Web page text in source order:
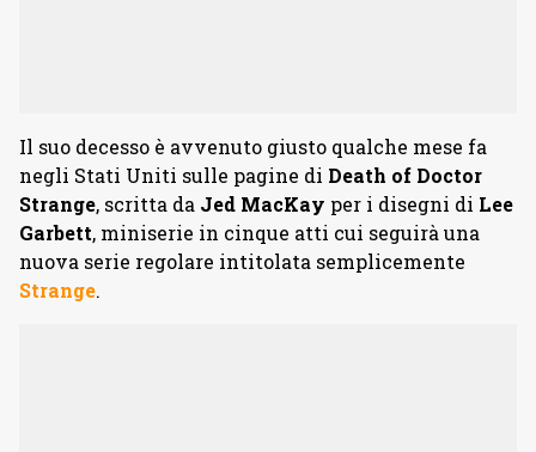
Il suo decesso è avvenuto giusto qualche mese fa
negli Stati Uniti sulle pagine di Death of Doctor
Strange, scritta da Jed MacKay per i disegni di Lee
Garbett, miniserie in cinque atti cui seguirà una
nuova serie regolare intitolata semplicemente
Strange.